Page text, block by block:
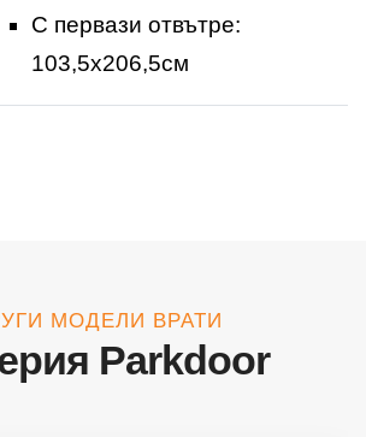
С первази отвътре:
103,5x206,5см
МОДЕЛИ ВРАТИ
Parkdoor